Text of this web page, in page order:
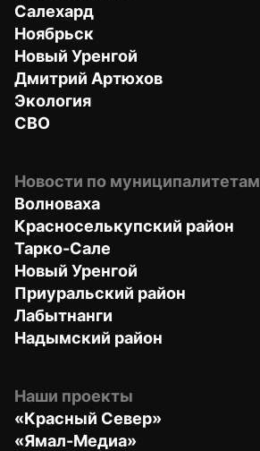
Салехард
Ноябрьск
Новый Уренгой
Дмитрий Артюхов
Экология
СВО
Новости по муниципалитетам
Волноваха
Красноселькупский район
Тарко-Сале
Новый Уренгой
Приуральский район
Лабытнанги
Надымский район
Наши проекты
«Красный Север»
«Ямал-Медиа»